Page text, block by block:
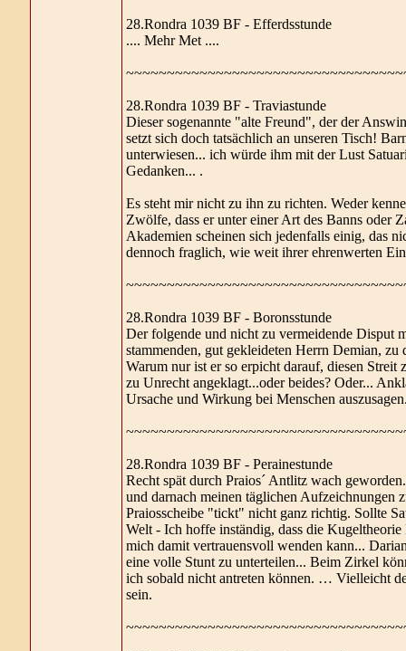
28.Rondra 1039 BF - Efferdsstunde
.... Mehr Met ....
28.Rondra 1039 BF - Traviastunde
Dieser sogenannte "alte Freund", der der
setzt sich doch tatsächlich an unseren Tisch!
unterwiesen... ich würde ihm mit der Lust
Gedanken... .
Es steht mir nicht zu ihn zu richten. Weder
Zwölfe, dass er unter einer Art des Banns oder
Akademien scheinen sich jedenfalls einig, das
dennoch fraglich, wie weit ihrer ehrenwerten
28.Rondra 1039 BF - Boronsstunde
Der folgende und nicht zu vermeidende Disput
stammenden, gut gekleideten Herrn Demian,
Warum nur ist er so erpicht darauf, diesen Streit
zu Unrecht angeklagt...oder beides? Oder...
Ursache und Wirkung bei Menschen
28.Rondra 1039 BF - Perainestunde
Recht spät durch Praios´ Antlitz wach
und darnach meinen täglichen Aufzeichnungen
Praiosscheibe "tickt" nicht ganz richtig. Sollte
Welt - Ich hoffe inständig, dass die
mich damit vertrauensvoll wenden kann...
eine volle Stunt zu unterteilen... Beim Zirkel
ich sobald nicht antreten können. … Vielleicht
sein.